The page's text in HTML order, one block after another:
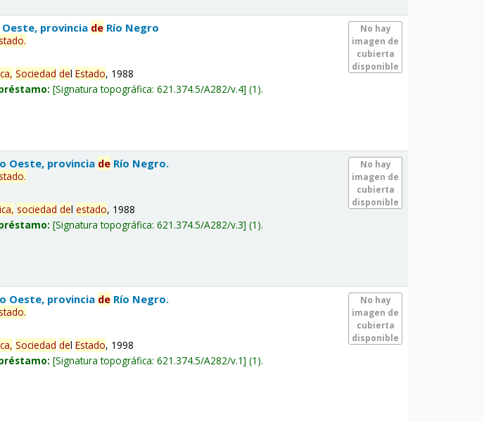
No hay
imagen de
cubierta
disponible
provincia de Río Negro
.
Sociedad delEstado, 1988
Signatura topográfica:621.374.5/A282/v.4 (1).
No hay
imagen de
cubierta
disponible
Oeste, provincia de Río Negro.
.
sociedad delestado, 1988
Signatura topográfica:621.374.5/A282/v.3 (1).
No hay
imagen de
cubierta
disponible
Oeste, provincia de Río Negro.
.
Sociedad delEstado, 1998
Signatura topográfica:621.374.5/A282/v.1 (1).